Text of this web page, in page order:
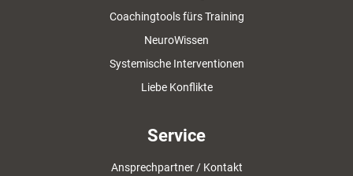
Coachingtools fürs Training
NeuroWissen
Systemische Interventionen
Liebe Konflikte
Service
Ansprechpartner / Kontakt